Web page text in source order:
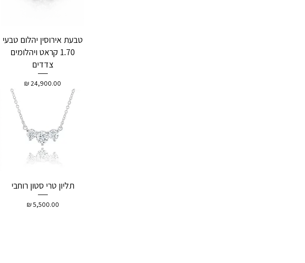
טבעת אירוסין יהלום טבעי
1.70 קראט ויהלומים
צדדים
מחיר
תליון טרי סטון רוחבי
מחיר